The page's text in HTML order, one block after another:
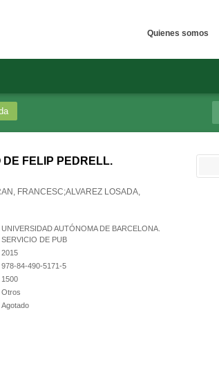
Quienes somos
DE FELIP PEDRELL.
FRANCESC;ALVAREZ LOSADA,
UNIVERSIDAD AUTÓNOMA DE BARCELONA.
SERVICIO DE PUB
2015
978-84-490-5171-5
1500
Otros
Agotado